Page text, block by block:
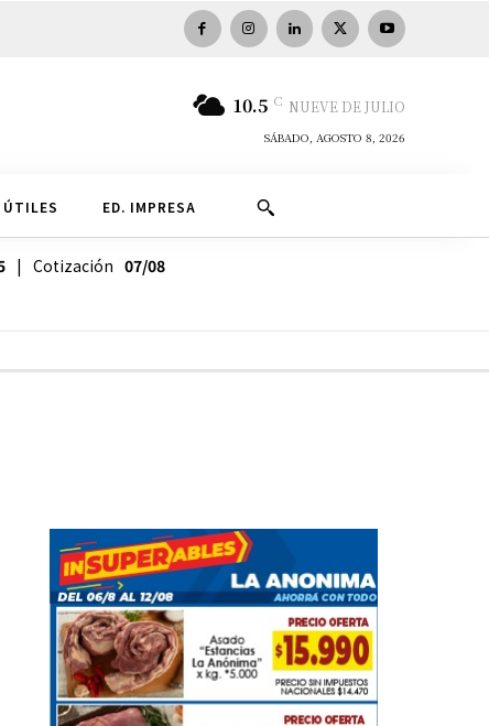
10.5 C NUEVE DE JULIO
SÁBADO, AGOSTO 8, 2026
ED. IMPRESA
| Cotización 07/08